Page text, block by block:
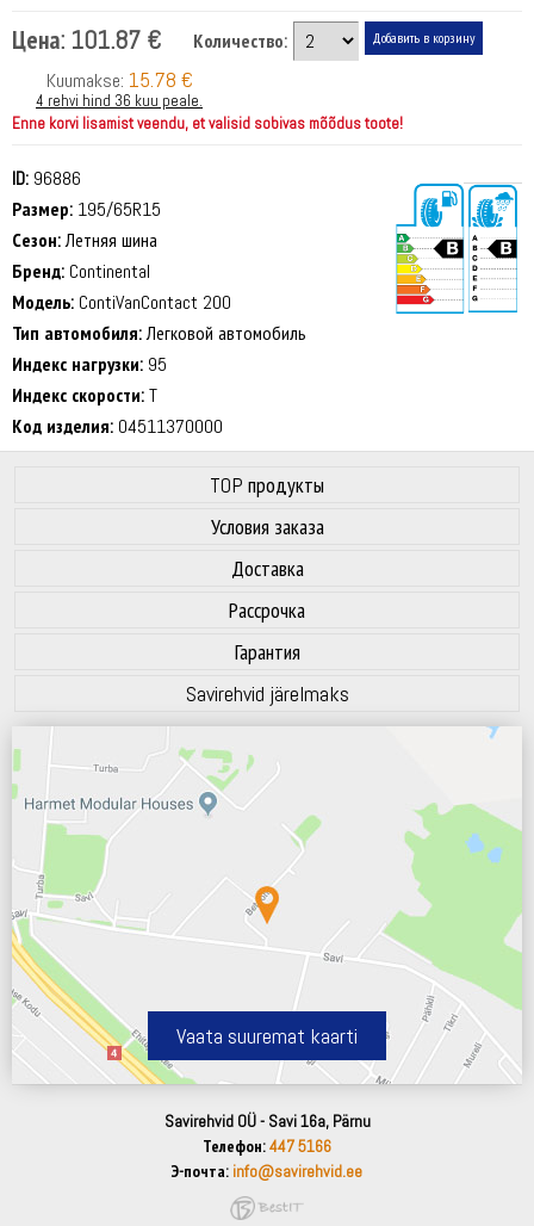
Цена: 101.87 €
Количество:
Kuumakse: 15.78 €
4 rehvi hind 36 kuu peale.
Enne korvi lisamist veendu, et valisid sobivas mõõdus toote!
ID: 96886
Размер: 195/65R15
Сезон:Летняя шина
Бренд: Continental
Модель: ContiVanContact 200
Тип автомобиля:Легковой автомобиль
Индекс нагрузки: 95
Индекс скорости:T
Код изделия: 04511370000
TOP продукты
Условия заказа
Доставка
Рассрочка
Гарантия
Savirehvid järelmaks
Vaata suuremat kaarti
Savirehvid OÜ - Savi 16a, Pärnu
Телефон:447 5166
Э-почта: info@savirehvid.ee